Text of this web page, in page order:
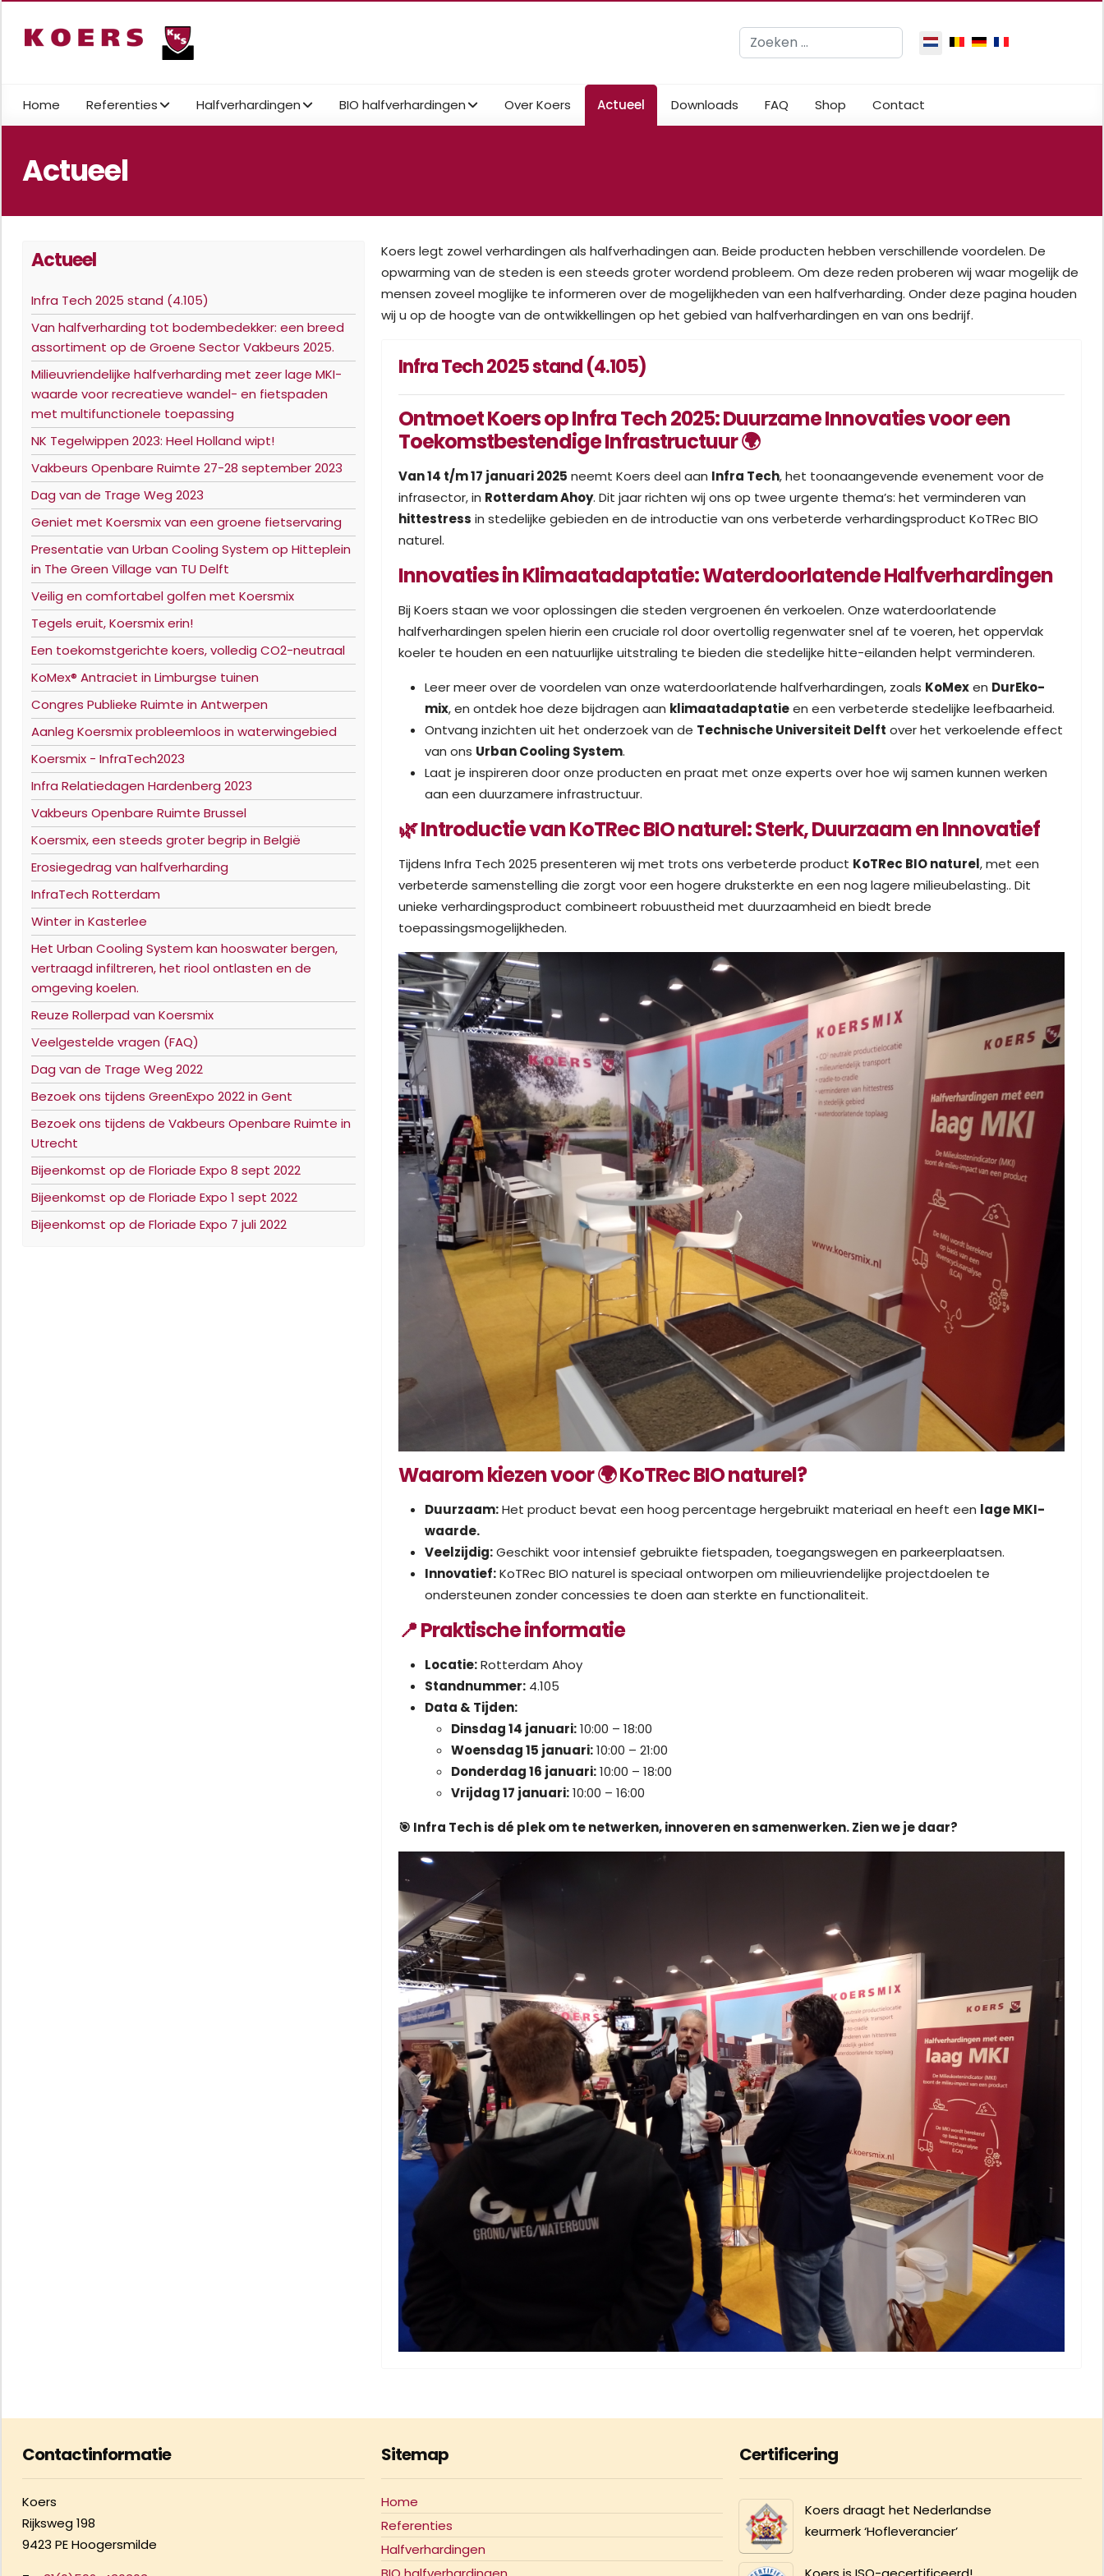
Zoeken Selecteer de taal
Home Referenties Halfverhardingen BIO halfverhardingen Over Koers Actueel Downloads FAQ Shop Contact
Actueel
Actueel
Infra Tech 2025 stand (4.105)
Van halfverharding tot bodembedekker: een breed
assortiment op de Groene Sector Vakbeurs 2025.
Milieuvriendelijke halfverharding met zeer lage MKI-
waarde voor recreatieve wandel- en fietspaden
met multifunctionele toepassing
NK Tegelwippen 2023: Heel Holland wipt!
Vakbeurs Openbare Ruimte 27-28 september 2023
Dag van de Trage Weg 2023
Geniet met Koersmix van een groene fietservaring
Presentatie van Urban Cooling System op Hitteplein
in The Green Village van TU Delft
Veilig en comfortabel golfen met Koersmix
Tegels eruit, Koersmix erin!
Een toekomstgerichte koers, volledig CO2-neutraal
KoMex® Antraciet in Limburgse tuinen
Congres Publieke Ruimte in Antwerpen
Aanleg Koersmix probleemloos in waterwingebied
Koersmix - InfraTech2023
Infra Relatiedagen Hardenberg 2023
Vakbeurs Openbare Ruimte Brussel
Koersmix, een steeds groter begrip in België
Erosiegedrag van halfverharding
InfraTech Rotterdam
Winter in Kasterlee
Het Urban Cooling System kan hooswater bergen,
vertraagd infiltreren, het riool ontlasten en de
omgeving koelen.
Reuze Rollerpad van Koersmix
Veelgestelde vragen (FAQ)
Dag van de Trage Weg 2022
Bezoek ons tijdens GreenExpo 2022 in Gent
Bezoek ons tijdens de Vakbeurs Openbare Ruimte in
Utrecht
Bijeenkomst op de Floriade Expo 8 sept 2022
Bijeenkomst op de Floriade Expo 1 sept 2022
Bijeenkomst op de Floriade Expo 7 juli 2022
Koers legt zowel verhardingen als halfverhadingen aan. Beide producten hebben verschillende voordelen. De
opwarming van de steden is een steeds groter wordend probleem. Om deze reden proberen wij waar mogelijk de
mensen zoveel moglijke te informeren over de mogelijkheden van een halfverharding. Onder deze pagina houden
wij u op de hoogte van de ontwikkellingen op het gebied van halfverhardingen en van ons bedrijf.
Infra Tech 2025 stand (4.105)
Ontmoet Koers op Infra Tech 2025: Duurzame Innovaties voor een
Toekomstbestendige Infrastructuur 🌍
Van 14 t/m 17 januari 2025 neemt Koers deel aan Infra Tech, het toonaangevende evenement voor de
infrasector, in Rotterdam Ahoy. Dit jaar richten wij ons op twee urgente thema’s: het verminderen van
hittestress in stedelijke gebieden en de introductie van ons verbeterde verhardingsproduct KoTRec BIO
naturel.
Innovaties in Klimaatadaptatie: Waterdoorlatende Halfverhardingen
Bij Koers staan we voor oplossingen die steden vergroenen én verkoelen. Onze waterdoorlatende
halfverhardingen spelen hierin een cruciale rol door overtollig regenwater snel af te voeren, het oppervlak
koeler te houden en een natuurlijke uitstraling te bieden die stedelijke hitte-eilanden helpt verminderen.
Leer meer over de voordelen van onze waterdoorlatende halfverhardingen, zoals KoMexen DurEko-
mix, en ontdek hoe deze bijdragen aan klimaatadaptatieen een verbeterde stedelijke leefbaarheid.
Ontvang inzichten uit het onderzoek van de Technische Universiteit Delft over het verkoelende effect
van ons Urban Cooling System.
Laat je inspireren door onze producten en praat met onze experts over hoe wij samen kunnen werken
aan een duurzamere infrastructuur.
🌿 Introductie van KoTRec BIO naturel: Sterk, Duurzaam en Innovatief
Tijdens Infra Tech 2025 presenteren wij met trots ons verbeterde product KoTRec BIO naturel, met een
verbeterde samenstelling die zorgt voor een hogere druksterkte en een nog lagere milieubelasting.. Dit
unieke verhardingsproduct combineert robuustheid met duurzaamheid en biedt brede
toepassingsmogelijkheden.
Waarom kiezen voor 🌍 KoTRec BIO naturel?
Duurzaam:Het product bevat een hoog percentage hergebruikt materiaal en heeft een lage MKI-
waarde.
Veelzijdig:Geschikt voor intensief gebruikte fietspaden, toegangswegen en parkeerplaatsen.
Innovatief:KoTRec BIO naturel is speciaal ontworpen om milieuvriendelijke projectdoelen te
ondersteunen zonder concessies te doen aan sterkte en functionaliteit.
📍 Praktische informatie
Locatie:Rotterdam Ahoy
Standnummer:4.105
Data & Tijden:
Dinsdag 14 januari:10:00 – 18:00
Woensdag 15 januari:10:00 – 21:00
Donderdag 16 januari:10:00 – 18:00
Vrijdag 17 januari:10:00 – 16:00
🎯 Infra Tech is dé plek om te netwerken, innoveren en samenwerken. Zien we je daar?
Contactinformatie
Koers
Rijksweg 198
9423 PE Hoogersmilde
Sitemap
Home
Referenties
Halfverhardingen
Certificering
Koers draagt het Nederlandse
keurmerk ‘Hofleverancier’